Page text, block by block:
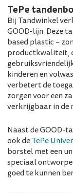
TePe
Bij Tandwinkel
GOOD-lijn. Deze
based plastic –
productkwaliteit,
kinderen en
verbetert de
zorgen voor een
verkrijgbaar in de
Naast de GOOD-
ook deTePe
borstel met een
speciaal
goed te kunnen